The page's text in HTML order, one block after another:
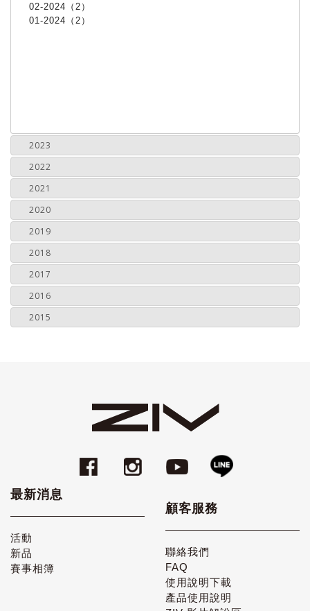
02-2024（2）
01-2024（2）
2023
2022
2021
2020
2019
2018
2017
2016
2015
最新消息
活動
新品
賽事相簿
顧客服務
聯絡我們
FAQ
使用說明下載
產品使用說明